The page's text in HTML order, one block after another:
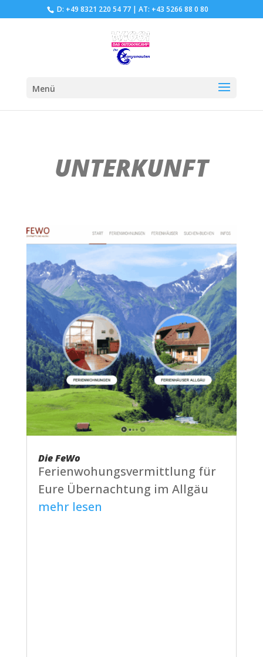
D: +49 8321 220 54 77| AT: +43 5266 88 0 80
Menü
UNTERKUNFT
Die FeWo
Ferienwohungsvermittlung für
Eure Übernachtung im Allgäu
mehr lesen